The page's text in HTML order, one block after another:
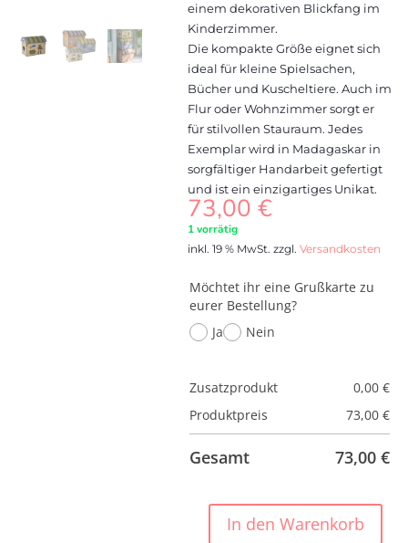
einem dekorativen Blickfang im
Kinderzimmer.
Die kompakte Größe eignet sich
ideal für kleine Spielsachen,
Bücher und Kuscheltiere. Auch im
Flur oder Wohnzimmer sorgt er
für stilvollen Stauraum. Jedes
Exemplar wird in Madagaskar in
sorgfältiger Handarbeit gefertigt
und ist ein einzigartiges Unikat.
73,00€
1 vorrätig
inkl. 19 % MwSt. zzgl.Versandkosten
Möchtet ihr eine Grußkarte zu
eurer Bestellung?
Ja
Nein
Zusatzprodukt 0,00€
Produktpreis
73,00€
Gesamt 73,00€
SpielkorbIn den Warenkorb